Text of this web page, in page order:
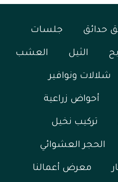
حدائق جلسات
الثيل العشب
شلالات ونوافير
أحواض زراعية
تركيب نخيل
الحجر العشوائي
معرض أعمالنا